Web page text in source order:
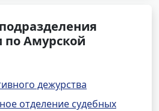
по Амурской
дежурства
отделение судебных